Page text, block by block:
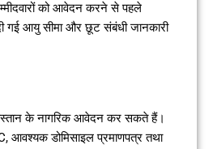
को आवेदन करने से पहले
गई आयु सीमा और छूट संबंधी जानकारी
के नागरिक आवेदन कर सकते हैं।
आवश्यक डोमिसाइल प्रमाणपत्र तथा